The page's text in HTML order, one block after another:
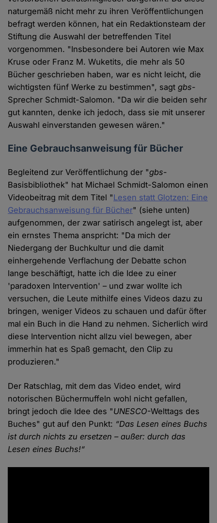
naturgemäß nicht mehr zu ihren Veröffentlichungen
befragt werden können, hat ein Redaktionsteam der
Stiftung die Auswahl der betreffenden Titel
vorgenommen. "Insbesondere bei Autoren wie Max
Kruse oder Franz M. Wuketits, die mehr als 50
Bücher geschrieben haben, war es nicht leicht, die
wichtigsten fünf Werke zu bestimmen", sagtgbs-
Sprecher Schmidt-Salomon. "Da wir die beiden sehr
gut kannten, denke ich jedoch, dass sie mit unserer
Auswahl einverstanden gewesen wären."
Eine Gebrauchsanweisung für Bücher
Begleitend zur Veröffentlichung der "gbs-
Basisbibliothek" hat Michael Schmidt-Salomon einen
Videobeitrag mit dem Titel "Lesen statt Glotzen: Eine
Gebrauchsanweisung für Bücher" (siehe unten)
aufgenommen, der zwar satirisch angelegt ist, aber
ein ernstes Thema anspricht: "Da mich der
Niedergang der Buchkultur und die damit
einhergehende Verflachung der Debatte schon
lange beschäftigt, hatte ich die Idee zu einer
'paradoxen Intervention' – und zwar wollte ich
versuchen, die Leute mithilfe eines Videos dazu zu
bringen, weniger Videos zu schauen und dafür öfter
mal ein Buch in die Hand zu nehmen. Sicherlich wird
diese Intervention nicht allzu viel bewegen, aber
immerhin hat es Spaß gemacht, den Clip zu
produzieren."
Der Ratschlag, mit dem das Video endet, wird
notorischen Büchermuffeln wohl nicht gefallen,
bringt jedoch die Idee des "UNESCO-Welttags des
Buches" gut auf den Punkt: “Das Lesen eines Buchs
ist durch nichts zu ersetzen – außer: durch das
Lesen eines Buchs!“